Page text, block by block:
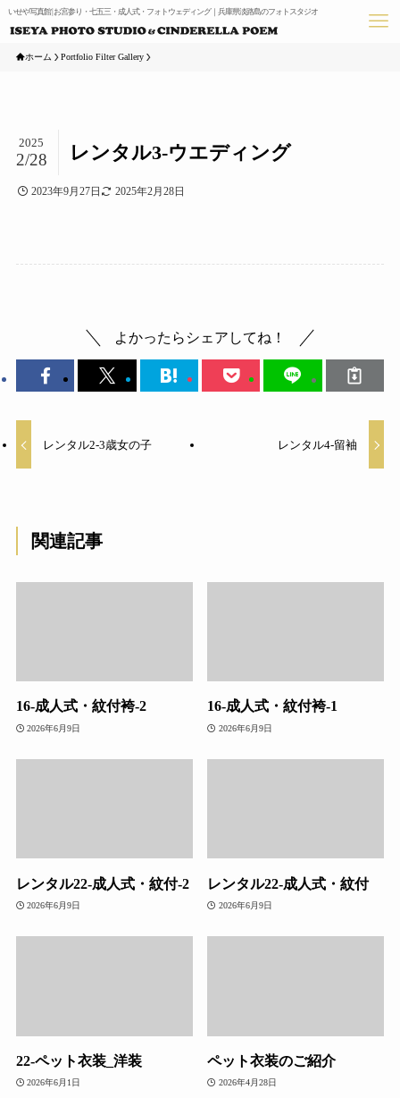
いせや写真館 | お宮参り・七五三・成人式・フォトウェディング｜兵庫県淡路島のフォトスタジオ
ホーム Portfolio Filter Gallery
レンタル3-ウエディング
2025
2/28
2023年9月27日 2025年2月28日
よかったらシェアしてね！
レンタル2-3歳女の子 レンタル4-留袖
関連記事
16-成人式・紋付袴-2
2026年6月9日
16-成人式・紋付袴-1
2026年6月9日
レンタル22-成人式・紋付-2
2026年6月9日
レンタル22-成人式・紋付
2026年6月9日
22-ペット衣装_洋装
2026年6月1日
ペット衣装のご紹介
2026年4月28日